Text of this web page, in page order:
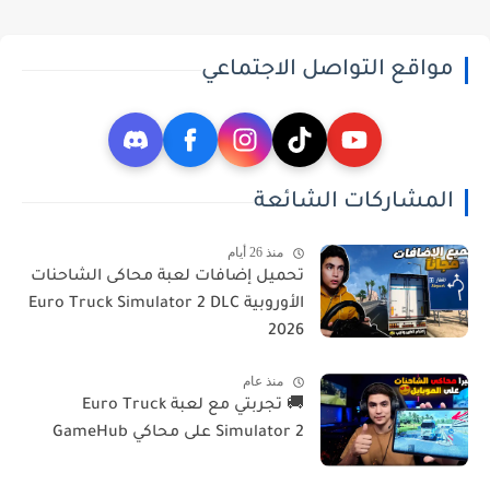
مواقع التواصل الاجتماعي
المشاركات الشائعة
منذ 26 أيام
تحميل إضافات لعبة محاكى الشاحنات
الأوروبية Euro Truck Simulator 2 DLC
2026
منذ عام
🚚 تجربتي مع لعبة Euro Truck
Simulator 2 على محاكي GameHub